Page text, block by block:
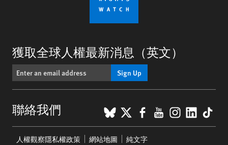
獲取全球人權最新消息（英文）
Sign Up
聯絡我們 BlueSky
X Facebook
YouTube
人權觀察隱私權政策 網站地圖 純文字